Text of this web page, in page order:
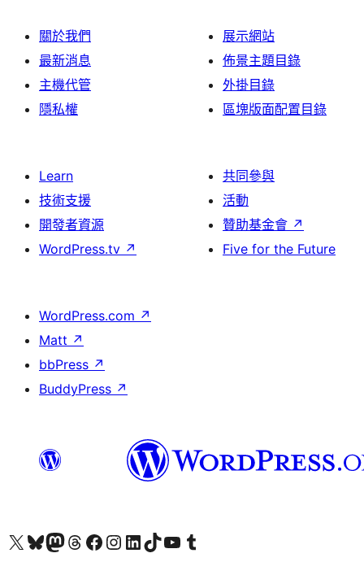
關於我們
最新消息
主機代管
隱私權
展示網站
佈景主題目錄
外掛目錄
區塊版面配置目錄
Learn
技術支援
開發者資源
WordPress.tv ↗
共同參與
活動
贊助基金會 ↗
Five for the Future
WordPress.com ↗
Matt ↗
bbPress ↗
BuddyPress ↗
查看我們的 X (之前的 Twitter) 帳號造訪我們的 Bluesky 帳號造訪我們的 Mastodon 帳號造訪我們的 Threads 帳號 造訪我們的 Facebook 粉絲專頁Visit our Instagram account
Visit our LinkedIn account
造訪我們的 TikTok 帳號Visit our YouTube channel
造訪我們的 Tumblr 帳號